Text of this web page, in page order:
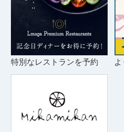
特別なレストランを予約